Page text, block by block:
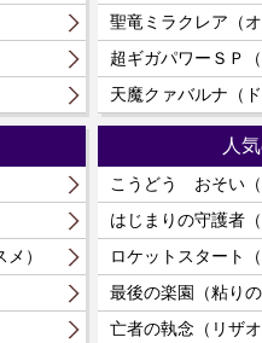
聖竜ミラクレア（
超ギガパワーＳＰ
天魔クァバルナ（
）
人
こうどう おそい（
はじまりの守護者
ロケットスタート
最後の楽園（粘り
亡者の執念（リザ